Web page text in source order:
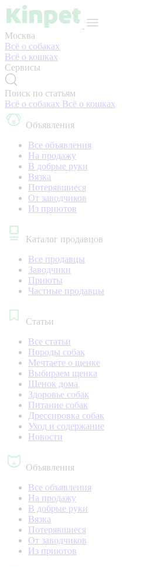
Москва
Всё о собаках
Всё о кошках
Сервисы
Поиск по статьям
Всё о собаках Всё о кошках
Объявления
Все объявления
На продажу
В добрые руки
Вязка
Потерявшиеся
От заводчиков
Из приютов
Каталог продавцов
Все продавцы
Заводчики
Приюты
Частные продавцы
Статьи
Все статьи
Породы собак
Мечтаете о щенке
Выбираем щенка
Щенок дома
Здоровье собак
Питание собак
Дрессировка собак
Уход и содержание
Новости
Объявления
Все объявления
На продажу
В добрые руки
Вязка
Потерявшиеся
От заводчиков
Из приютов